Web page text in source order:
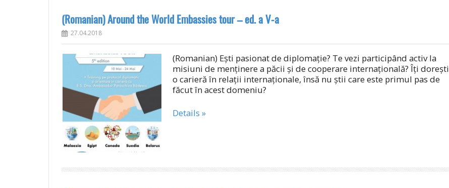
(Romanian) Around the World Embassies tour – ed. a V-a
27.04.2018
(Romanian) Ești pasionat de diplomație? Te vezi participând activ la
misiuni de menținere a păcii și de cooperare internațională? Îți dorești
o carieră în relații internaționale, însă nu știi care este primul pas de
făcut în acest domeniu?
Details »